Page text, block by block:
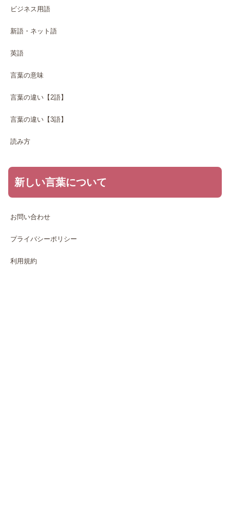
ビジネス用語
新語・ネット語
英語
言葉の意味
言葉の違い【2語】
言葉の違い【3語】
読み方
新しい言葉について
お問い合わせ
プライバシーポリシー
利用規約